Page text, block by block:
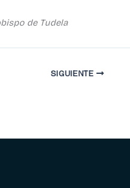
de Tudela
SIGUIENTE